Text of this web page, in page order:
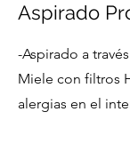
Aspirado
-Aspirado a
Miele con filtros
alergias en el